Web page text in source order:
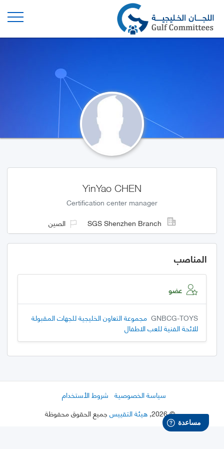
YinYao CHEN
Certification center manager
الصين
المناصب
عضو
GNBCG-TOYS مجموعة التعاون الخليجية للجهات المقبولة
للائحة الفنية للعب الاطفال
سياسة الخصوصية شروط الأستخدام
©
2026
, هيئة التقييس جميع الحقوق محفوظة